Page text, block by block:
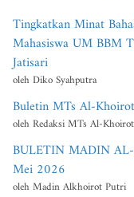
Tingkatkan Minat
Mahasiswa UM BBM
Jatisari
oleh Diko Syahputra
Buletin MTs Al-
oleh Redaksi MTs Al-Khoirot
BULETIN MADIN
Mei 2026
oleh Madin Alkhoirot Putri